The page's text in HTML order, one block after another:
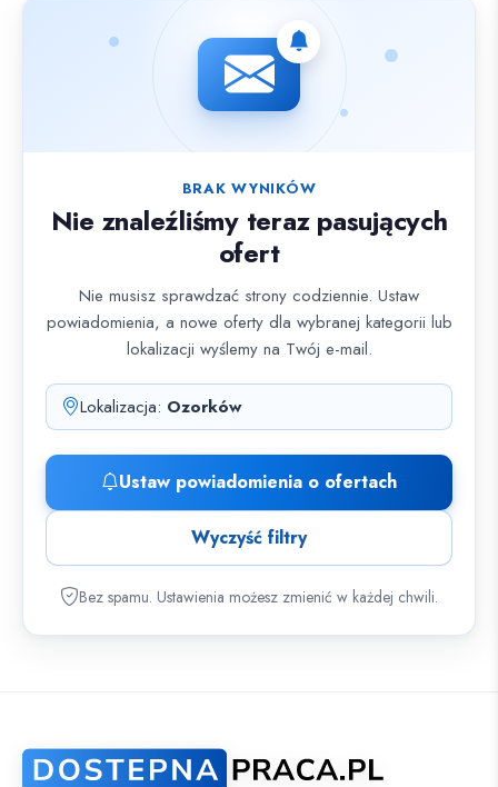
Nie znaleziono ofert spełniających wybrane kryteria.
BRAK WYNIKÓW
Nie znaleźliśmy teraz pasujących
ofert
Nie musisz sprawdzać strony codziennie. Ustaw
powiadomienia, a nowe oferty dla wybranej kategorii lub
lokalizacji wyślemy na Twój e-mail.
Lokalizacja: Ozorków
Ustaw powiadomienia o ofertach
Wyczyść filtry
Bez spamu. Ustawienia możesz zmienić w każdej chwili.